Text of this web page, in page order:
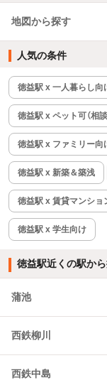
地図から探す
人気の条件
徳益駅 x 一人暮らし向
徳益駅 x ペット可（相談
徳益駅 x ファミリー向
徳益駅 x 新築＆築浅
徳益駅 x 賃貸マンショ
徳益駅 x 学生向け
徳益駅近くの駅か
蒲池
西鉄柳川
西鉄中島